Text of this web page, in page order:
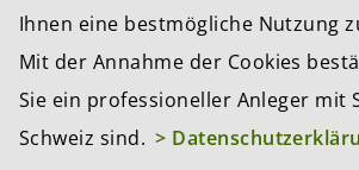
of Global Macro & Asset Allocation,
Ihnen eine bestmögliche Nutzung
Mit der Annahme der Cookies
Sie ein professioneller Anleger mit
Schweiz sind. >